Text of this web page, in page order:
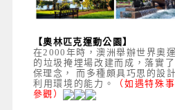
【奧林匹克運動公園】
在2000年時，澳洲舉辦世界奧
的垃圾掩埋場改建而成，落實
保理念， 而多種頗具巧思的設
利用環境的能力。
（如遇特殊
參觀）